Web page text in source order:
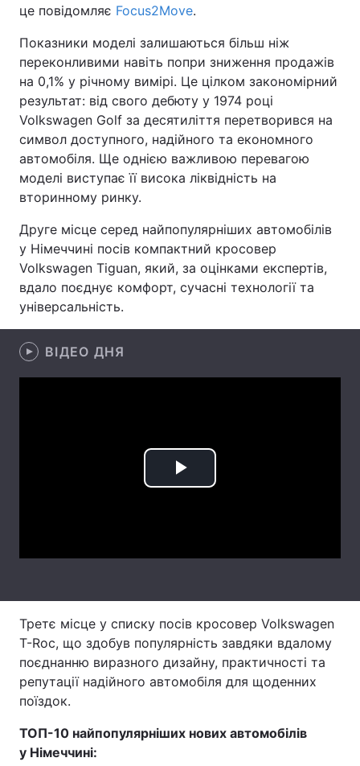
Спорт Наука
Зброя Інциденти
Здоров'я Туризм
Цікавинки Погода
Екологія
Лонгріди
Відео з Youtube Статті
Інтерв'ю
Архів
це повідомляє Focus2Move.
Показники моделі залишаються більш ніж
переконливими навіть попри зниження продажів
на 0,1% у річному вимірі. Це цілком закономірний
результат: від свого дебюту у 1974 році
Volkswagen Golf за десятиліття перетворився на
символ доступного, надійного та економного
автомобіля. Ще однією важливою перевагою
моделі виступає її висока ліквідність на
вторинному ринку.
Друге місце серед найпопулярніших автомобілів
у Німеччині посів компактний кросовер
Volkswagen Tiguan, який, за оцінками експертів,
вдало поєднує комфорт, сучасні технології та
універсальність.
ВІДЕО ДНЯ
Play
Третє місце у списку посів кросовер Volkswagen
T-Roc, що здобув популярність завдяки вдалому
поєднанню виразного дизайну, практичності та
репутації надійного автомобіля для щоденних
поїздок.
ТОП-10 найпопулярніших нових автомобілів
у Німеччині: